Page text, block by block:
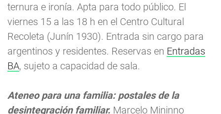
ternura e ironía. Apta para todo público. El
viernes 15 a las 18 h en el Centro Cultural
Recoleta (Junín 1930). Entrada sin cargo para
argentinos y residentes. Reservas en Entradas
BA, sujeto a capacidad de sala.
Ateneo para una familia: postales de la
desintegración familiar. Marcelo Mininno